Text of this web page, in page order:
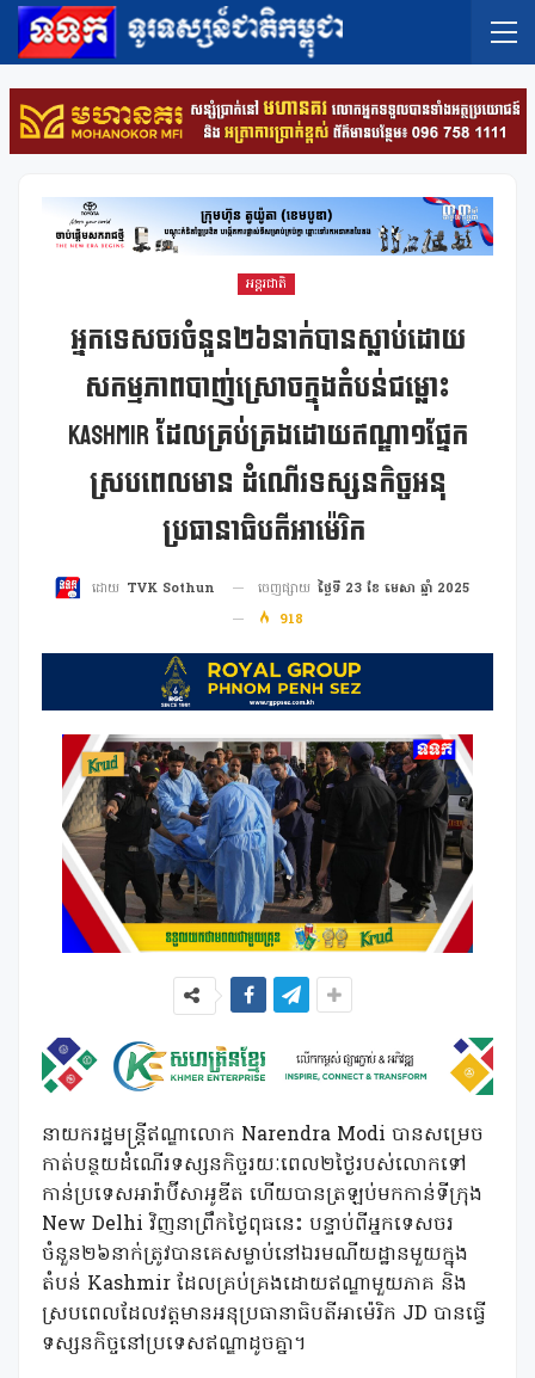
អន្តរជាតិ
អ្នកទេសចរចំនួន២៦នាក់បានស្លាប់ដោយ
សកម្មភាពបាញ់ស្រោចក្នុងតំបន់ជម្លោះ
Kashmir ដែលគ្រប់គ្រងដោយឥណ្ឌា១ផ្នែក
ស្របពេលមាន ដំណើរទស្សនកិច្ចអនុ
ប្រធានាធិបតីអាម៉េរិក
ដោយ TVK Sothun ចេញផ្សាយ ថ្ងៃទី 23 ខែ មេសា ឆ្នាំ 2025
918
នាយករដ្ឋមន្ត្រីឥណ្ឌាលោក Narendra Modi បានសម្រេច
កាត់បន្ថយដំណើរទស្សនកិច្ចរយៈពេល២ថ្ងៃរបស់លោកទៅ
កាន់ប្រទេសអារ៉ាប៊ីសាអូឌីត ហើយបានត្រឡប់មកកាន់ទីក្រុង
New Delhi វិញនាព្រឹកថ្ងៃពុធនេះ បន្ទាប់ពីអ្នកទេសចរ
ចំនួន២៦នាក់ត្រូវបានគេសម្លាប់នៅឯរមណីយដ្ឋានមួយក្នុង
តំបន់ Kashmir ដែលគ្រប់គ្រងដោយឥណ្ឌាមួយភាគ និង
ស្របពេលដែលវត្តមានអនុប្រធានាធិបតីអាម៉េរិក JD បានធ្វើ
ទស្សនកិច្ចនៅប្រទេសឥណ្ឌាដូចគ្នា។